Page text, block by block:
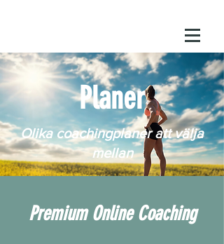
Planer
Olika coachingplaner att välja
mellan
Premium Online Coaching